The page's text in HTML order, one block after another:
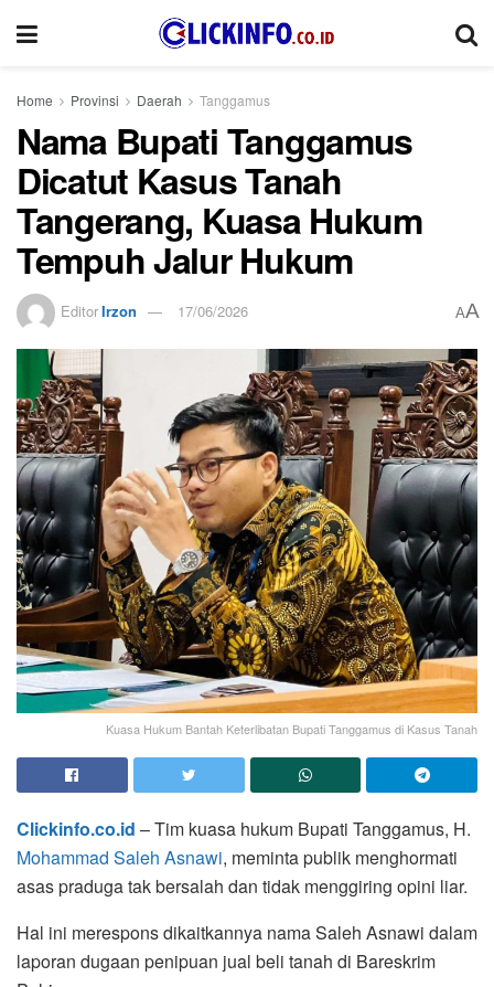
Home Provinsi Daerah Tanggamus
Nama Bupati Tanggamus
Dicatut Kasus Tanah
Tangerang, Kuasa Hukum
Tempuh Jalur Hukum
EditorIrzon 17/06/2026 AA
Kuasa Hukum Bantah Keterlibatan Bupati Tanggamus di Kasus Tanah
Clickinfo.co.id – Tim kuasa hukum Bupati Tanggamus, H.
Mohammad Saleh Asnawi, meminta publik menghormati
asas praduga tak bersalah dan tidak menggiring opini liar.
Hal ini merespons dikaitkannya nama Saleh Asnawi dalam
laporan dugaan penipuan jual beli tanah di Bareskrim